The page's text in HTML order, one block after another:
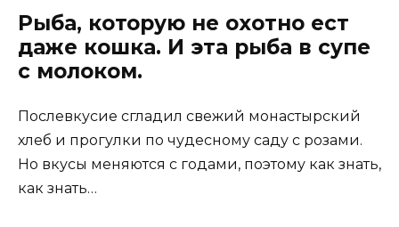
Рыба, которую не охотно ест
даже кошка. И эта рыба в супе
с молоком.
Послевкусие сгладил свежий монастырский
хлеб и прогулки по чудесному саду с розами.
Но вкусы меняются с годами, поэтому как знать,
как знать…